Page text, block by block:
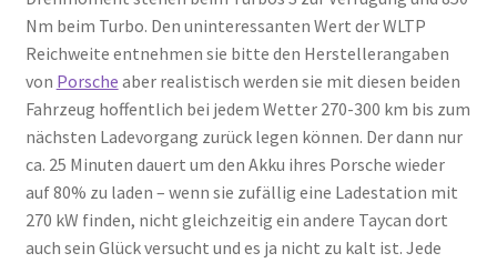
Nm beim Turbo. Den uninteressanten Wert der WLTP
Reichweite entnehmen sie bitte den Herstellerangaben
von Porsche aber realistisch werden sie mit diesen beiden
Fahrzeug hoffentlich bei jedem Wetter 270-300 km bis zum
nächsten Ladevorgang zurück legen können. Der dann nur
ca. 25 Minuten dauert um den Akku ihres Porsche wieder
auf 80% zu laden – wenn sie zufällig eine Ladestation mit
270 kW finden, nicht gleichzeitig ein andere Taycan dort
auch sein Glück versucht und es ja nicht zu kalt ist. Jede